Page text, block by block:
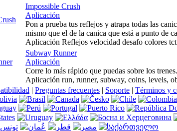
Impossible Crush
Aplicación
Pon a prueba tus reflejos y atrapa todas las
mismo que el de la canica que está a punto de
Aplicación Reflejos velocidad desafo colores
Subway Runner
Aplicación
Corre lo más rápido que puedas sobre los
Aplicación run, runner, subway, coins, levels,
| Preguntas frecuentes | Soporte | Términos y